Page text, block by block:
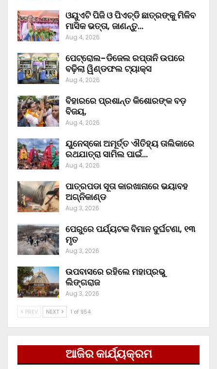
ଓୟୁଏଟି ପିଜି ଓ ପିଏଚ୍‌ଡି ଛାତ୍ରଙ୍କୁ ମିଳିବ
ମାସିକ ଭତ୍ତା, ଜାଣନ୍ତୁ…
Aug 4, 2026
ପେଟ୍ରୋଲ-ଡିଜେଲ ରପ୍ତାନି ଉପରେ
ବଢ଼ିଲା ୱିଣ୍ଡଫଲ ଟ୍ୟାକ୍ସ
Aug 4, 2026
ବିହାରରେ ପ୍ରଶାନ୍ତ କିଶୋରଙ୍କ ବଡ଼
ବିଜୟ,
Aug 4, 2026
ୟୁନେସ୍କୋ ଅମୂର୍ତ୍ତ ଐତିହ୍ୟ ତାଲିକାରେ
ରଥଯାତ୍ରା ସାମିଲ ପାଇଁ…
Aug 4, 2026
ପାତ୍ରପଡା ସୂତା କାରଖାନାରେ ଭୟାବହ
ଅଗ୍ନିକାଣ୍ଡ
Aug 3, 2026
ପେରୁରେ ପର୍ଯ୍ୟଟକ ବିମାନ ଦୁର୍ଘଟଣା, ୧୩
ମୃତ
Aug 3, 2026
ଉପବାସରେ ରହିଲେ ମହାପ୍ରଭୁ
ଲିଙ୍ଗରାଜ
Aug 3, 2026
PREV NEXT 1 of 954
ଆଜିର କାର୍ଯ୍ୟକ୍ରମ